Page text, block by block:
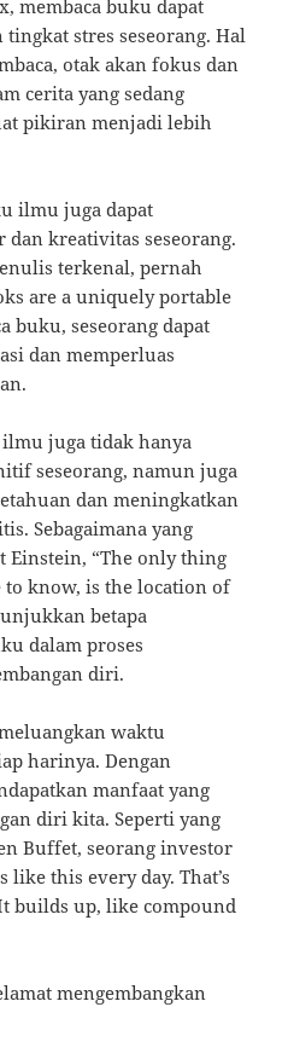
membaca buku dapat
stres seseorang. Hal
otak akan fokus dan
cerita yang sedang
pikiran menjadi lebih
ilmu juga dapat
kreativitas seseorang.
terkenal, pernah
are a uniquely portable
buku, seseorang dapat
dan memperluas
juga tidak hanya
seseorang, namun juga
dan meningkatkan
Sebagaimana yang
“The only thing
know, is the location of
betapa
dalam proses
diri.
waktu
harinya. Dengan
manfaat yang
diri kita. Seperti yang
Buffet, seorang investor
like this every day. That’s
builds up, like compound
mengembangkan